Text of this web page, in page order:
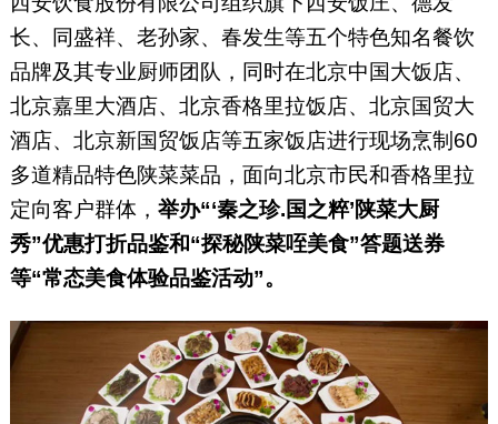
长、同盛祥、老孙家、春发生等五个特色知名餐饮
品牌及其专业厨师团队，同时在北京中国大饭店、
北京嘉里大酒店、北京香格里拉饭店、北京国贸大
酒店、北京新国贸饭店等五家饭店进行现场烹制60
多道精品特色陕菜菜品，面向北京市民和香格里拉
定向客户群体， 举办“‘秦之珍.国之粹’陕菜大厨
秀”优惠打折品鉴和“探秘陕菜咥美食”答题送券
等“常态美食体验品鉴活动”。